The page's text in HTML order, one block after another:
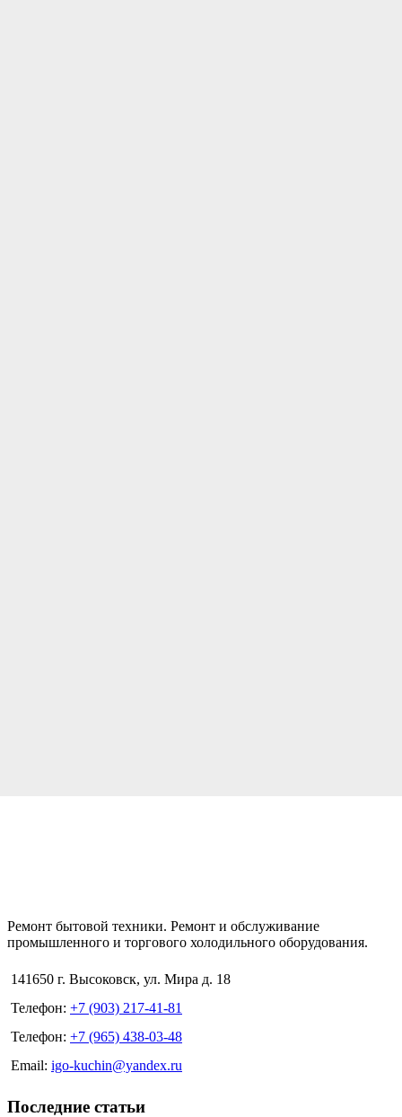
Ремонт бытовой техники. Ремонт и обслуживание
промышленного и торгового холодильного оборудования.
141650 г. Высоковск, ул. Мира д. 18
Телефон: +7 (903) 217-41-81
Телефон: +7 (965) 438-03-48
Email: igo-kuchin@yandex.ru
Последние статьи